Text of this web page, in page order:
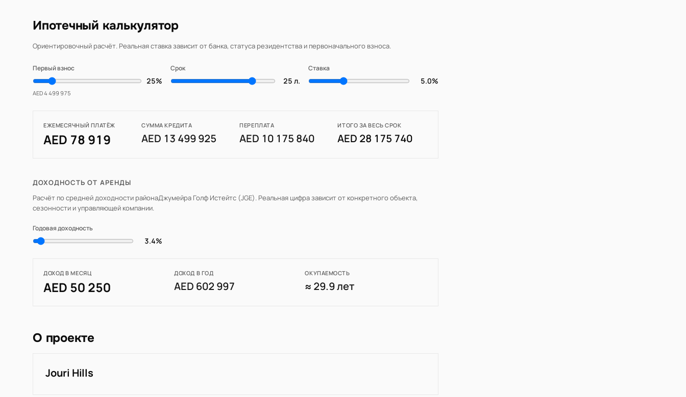
Ипотечный калькулятор
Ориентировочный расчёт. Реальная ставка зависит от банка, статуса резидентства и первоначального взноса.
Первый взнос
25%
AED 4 499 975
Срок
25 л.
Ставка
5.0%
ЕЖЕМЕСЯЧНЫЙ ПЛАТЁЖ
AED 78 919
СУММА КРЕДИТА
AED 13 499 925
ПЕРЕПЛАТА
AED 10 175 840
ИТОГО ЗА ВЕСЬ СРОК
AED 28 175 740
ДОХОДНОСТЬ ОТ АРЕНДЫ
Расчёт по средней доходности районаДжумейра Голф Истейтс (JGE). Реальная цифра зависит от конкретного объекта,
сезонности и управляющей компании.
Годовая доходность
3.4%
ДОХОД В МЕСЯЦ
AED 50 250
ДОХОД В ГОД
AED 602 997
ОКУПАЕМОСТЬ
≈ 29.9 лет
О проекте
Jouri Hills